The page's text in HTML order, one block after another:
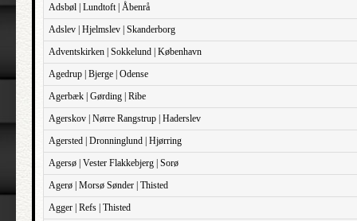
Adsbøl | Lundtoft | Åbenrå
Adslev | Hjelmslev | Skanderborg
Adventskirken | Sokkelund | København
Agedrup | Bjerge | Odense
Agerbæk | Gørding | Ribe
Agerskov | Nørre Rangstrup | Haderslev
Agersted | Dronninglund | Hjørring
Agersø | Vester Flakkebjerg | Sorø
Agerø | Morsø Sønder | Thisted
Agger | Refs | Thisted